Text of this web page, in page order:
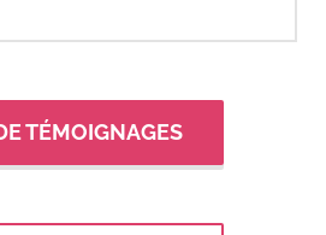
TÉMOIGNAGES